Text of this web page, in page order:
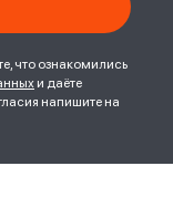
что ознакомились
и даёте
напишите на